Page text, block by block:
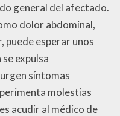
general del afectado.
dolor abdominal,
esperar unos
expulsa
síntomas
molestias
acudir al médico de